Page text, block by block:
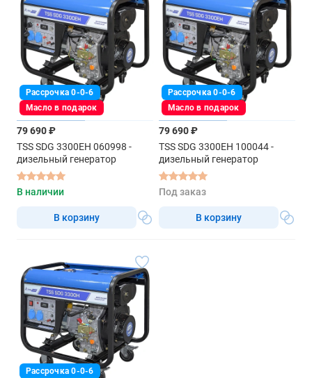
Рассрочка 0-0-6
Масло в подарок
79 690 ₽
TSS SDG 3300EH 060998 -
дизельный генератор
В наличии
В корзину
Рассрочка 0-0-6
Масло в подарок
79 690 ₽
TSS SDG 3300EH 100044 -
дизельный генератор
Под заказ
В корзину
Рассрочка 0-0-6